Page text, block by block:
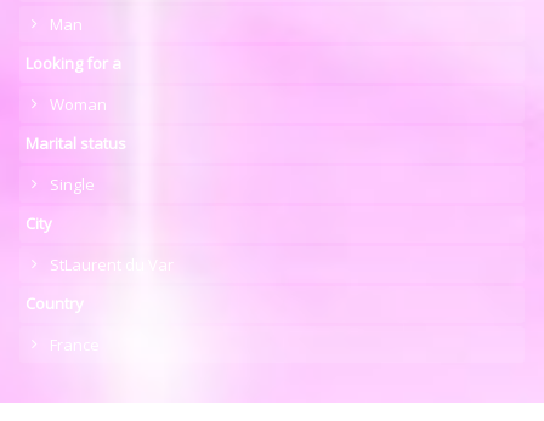
Man
Looking for a
Woman
Marital status
Single
City
StLaurent du Var
Country
France